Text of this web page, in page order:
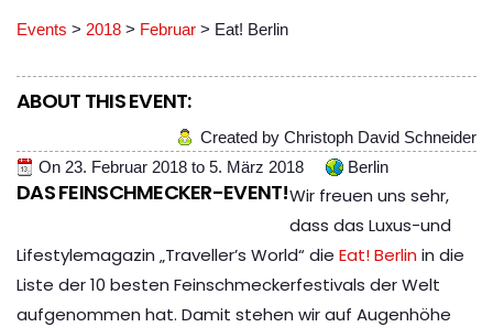
Events > 2018 > Februar > Eat! Berlin
ABOUT THIS EVENT:
Created by Christoph David Schneider
On 23. Februar 2018 to 5. März 2018 Berlin
DAS FEINSCHMECKER-EVENT!Wir freuen uns sehr,
dass das Luxus-und
Lifestylemagazin „Traveller’s World“ die Eat! Berlin in die
Liste der 10 besten Feinschmeckerfestivals der Welt
aufgenommen hat. Damit stehen wir auf Augenhöhe